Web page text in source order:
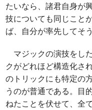
たいなら、諸君自身が
技についても同じこと
ば、自分が率先してそ
マジックの演技をし
クがどれほど構造化さ
のトリックにも特定の
うのが普通である。目
ねたことを伏せて、全